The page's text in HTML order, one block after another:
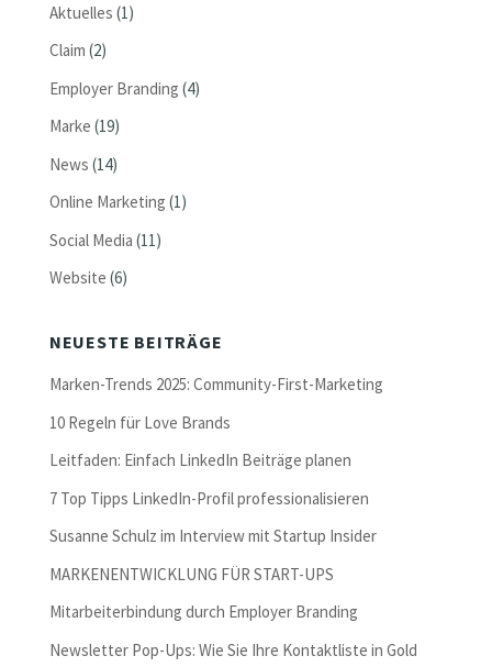
Aktuelles (1)
Claim (2)
Employer Branding (4)
Marke (19)
News (14)
Online Marketing (1)
Social Media (11)
Website (6)
NEUESTE BEITRÄGE
Marken-Trends 2025: Community-First-Marketing
10 Regeln für Love Brands
Leitfaden: Einfach LinkedIn Beiträge planen
7 Top Tipps LinkedIn-Profil professionalisieren
Susanne Schulz im Interview mit Startup Insider
MARKENENTWICKLUNG FÜR START-UPS
Mitarbeiterbindung durch Employer Branding
Newsletter Pop-Ups: Wie Sie Ihre Kontaktliste in Gold